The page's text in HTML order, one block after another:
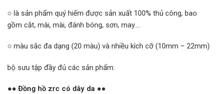
○ là sản phẩm quý hiếm được sản xuất 100% thủ công, bao
gồm cắt, mài, mài, đánh bóng, sơn, may….
○ màu sắc đa dạng (20 màu) và nhiều kích cỡ (10mm – 22mm)
bộ sưu tập đầy đủ các sản phẩm:
●● Đồng hồ zrc có dây da ●●